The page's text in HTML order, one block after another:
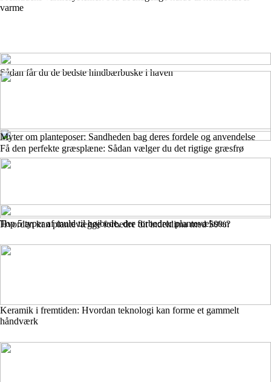
varme
Sådan får du de bedste hindbærbuske i haven
Få den perfekte græsplæne: Sådan vælger du det rigtige græsfrø
Hvordan kan plantevægge forbedre dit indeklima med 50%?
Myter om planteposer: Sandheden bag deres fordele og anvendelse
Top 5 typer af muld til højbede, der forbedrer plantevæksten
Keramik i fremtiden: Hvordan teknologi kan forme et gammelt
håndværk